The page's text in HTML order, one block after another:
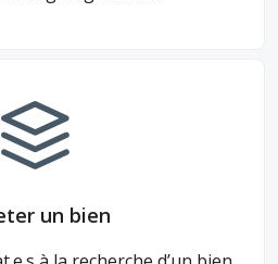
un bien